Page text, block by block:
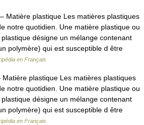
Matière plastique Les matières plastiques
notre quotidien. Une matière plastique ou
désigne un mélange contenant
polymère) qui est susceptible d être
en Français
plastique Les matières plastiques
notre quotidien. Une matière plastique ou
désigne un mélange contenant
polymère) qui est susceptible d être
en Français